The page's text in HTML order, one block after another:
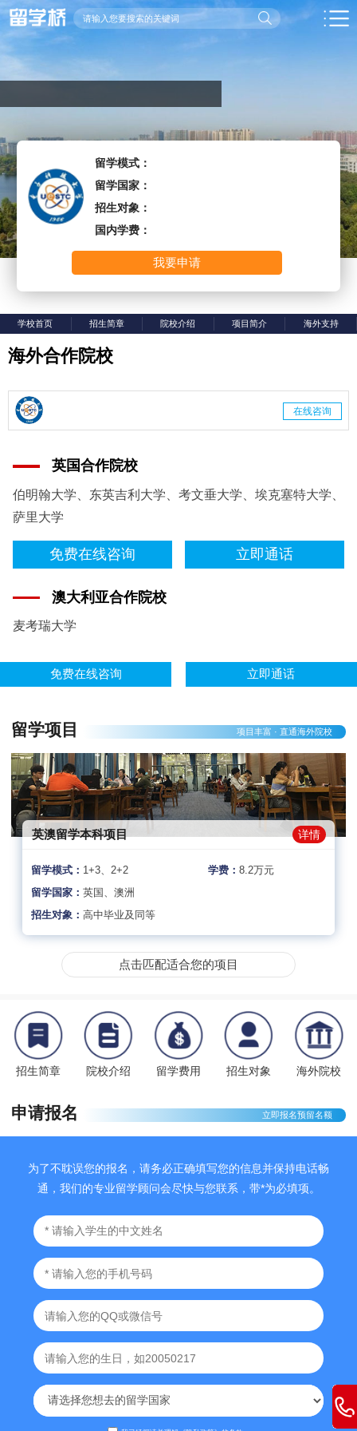
留学模式：
留学国家：
招生对象：
国内学费：
我要申请
学校首页 招生简章 院校介绍 项目简介 海外支持
海外合作院校
在线咨询
英国合作院校
伯明翰大学、东英吉利大学、考文垂大学、埃克塞特大学、
萨里大学
免费在线咨询 立即通话
澳大利亚合作院校
麦考瑞大学
免费在线咨询 立即通话
留学项目 项目丰富 · 直通海外院校
英澳留学本科项目 详情
留学模式： 1+3、2+2 学费： 8.2万元
留学国家：英国、澳洲
招生对象：高中毕业及同等
点击匹配适合您的项目
招生简章 院校介绍 留学费用 招生对象 海外院校
申请报名 立即报名预留名额
为了不耽误您的报名，请务必正确填写您的信息并保持电话畅
通，我们的专业留学顾问会尽快与您联系，带*为必填项。